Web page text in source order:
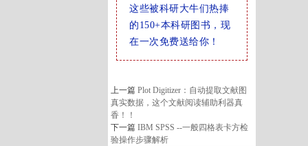
这些被科研大牛们热捧
的150+本科研图书，现
在一次免费送给你！
上一篇Plot Digitizer：自动提取文献图
真实数据，这个文献阅读辅助利器真
香！！
下一篇IBM SPSS --一般四格表卡方检
验操作步骤解析